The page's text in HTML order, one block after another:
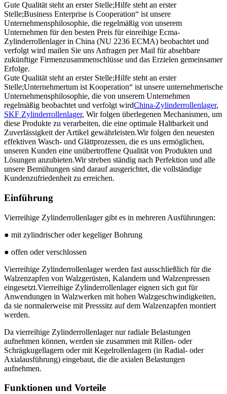
Gute Qualität steht an erster Stelle;Hilfe steht an erster
Stelle;Business Enterprise is Cooperation“ ist unsere
Unternehmensphilosophie, die regelmäßig von unserem
Unternehmen für den besten Preis für einreihige Ecma-
Zylinderrollenlager in China (NU 2236 ECMA) beobachtet und
verfolgt wird mailen Sie uns Anfragen per Mail für absehbare
zukünftige Firmenzusammenschlüsse und das Erzielen gemeinsamer
Erfolge.
Gute Qualität steht an erster Stelle;Hilfe steht an erster
Stelle;Unternehmertum ist Kooperation“ ist unsere unternehmerische
Unternehmensphilosophie, die von unserem Unternehmen
regelmäßig beobachtet und verfolgt wirdChina-Zylinderrollenlager,
SKF Zylinderrollenlager, Wir folgen überlegenen Mechanismen, um
diese Produkte zu verarbeiten, die eine optimale Haltbarkeit und
Zuverlässigkeit der Artikel gewährleisten.Wir folgen den neuesten
effektiven Wasch- und Glättprozessen, die es uns ermöglichen,
unseren Kunden eine unübertroffene Qualität von Produkten und
Lösungen anzubieten.Wir streben ständig nach Perfektion und alle
unsere Bemühungen sind darauf ausgerichtet, die vollständige
Kundenzufriedenheit zu erreichen.
Einführung
Vierreihige Zylinderrollenlager gibt es in mehreren Ausführungen:
● mit zylindrischer oder kegeliger Bohrung
● offen oder verschlossen
Vierreihige Zylinderrollenlager werden fast ausschließlich für die
Walzenzapfen von Walzgerüsten, Kalandern und Walzenpressen
eingesetzt.Vierreihige Zylinderrollenlager eignen sich gut für
Anwendungen in Walzwerken mit hohen Walzgeschwindigkeiten,
da sie normalerweise mit Presssitz auf dem Walzenzapfen montiert
werden.
Da vierreihige Zylinderrollenlager nur radiale Belastungen
aufnehmen können, werden sie zusammen mit Rillen- oder
Schrägkugellagern oder mit Kegelrollenlagern (in Radial- oder
Axialausführung) eingebaut, die die axialen Belastungen
aufnehmen.
Funktionen und Vorteile